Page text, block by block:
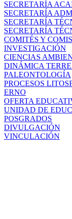
SECRETARÍA
SECRETARÍA
SECRETARÍA
SECRETARÍA
COMITÉS Y
INVESTIGACIÓN
CIENCIAS
DINÁMICA
PALEONTOLOGÍA
PROCESOS
ERNO
OFERTA
UNIDAD DE
POSGRADOS
DIVULGACIÓN
VINCULACIÓN